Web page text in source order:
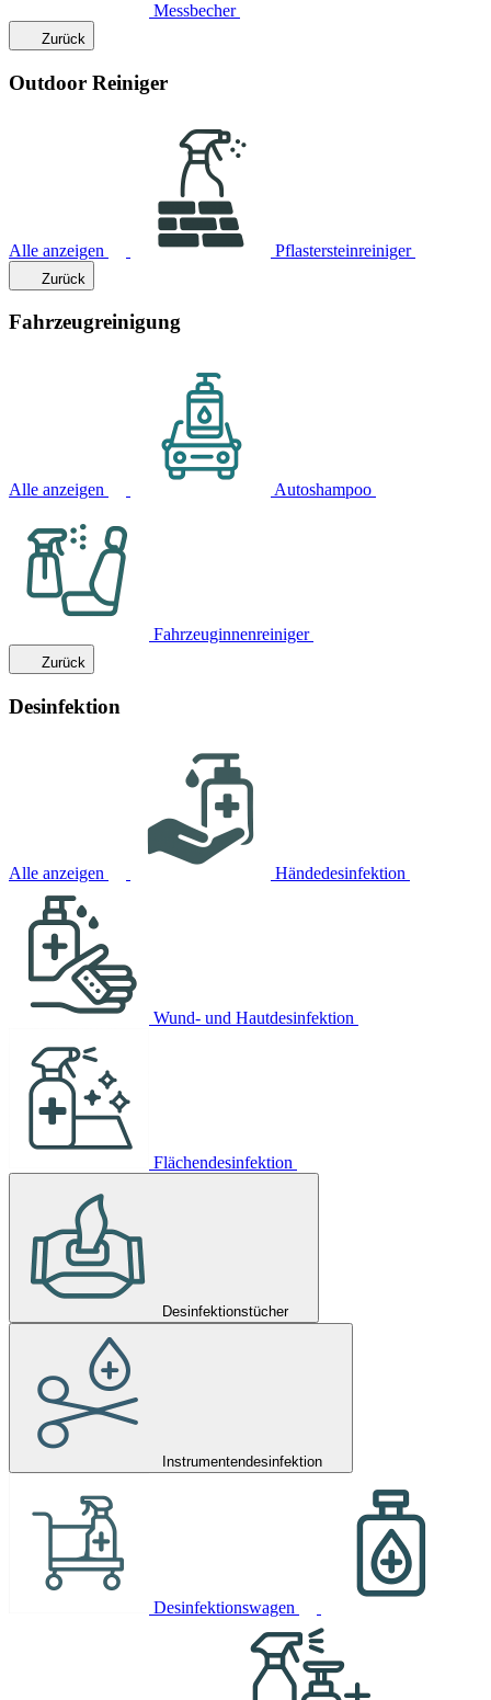
Messbecher
Zurück
Outdoor Reiniger
Alle anzeigen Pflastersteinreiniger
Zurück
Fahrzeugreinigung
Alle anzeigen Autoshampoo
Fahrzeuginnenreiniger
Zurück
Desinfektion
Alle anzeigen Händedesinfektion
Wund- und Hautdesinfektion
Flächendesinfektion
Desinfektionstücher
Instrumentendesinfektion
Desinfektionswagen